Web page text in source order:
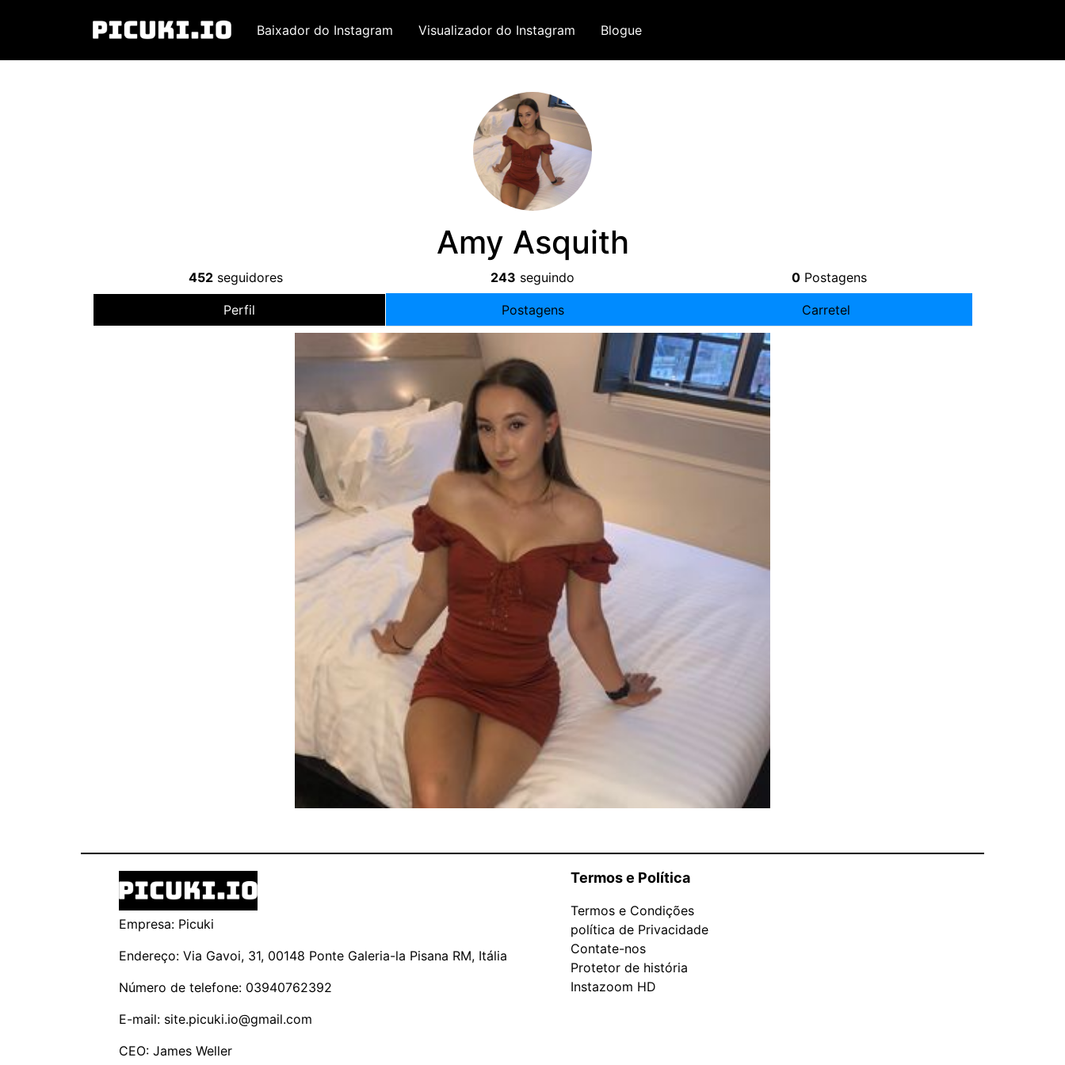
Baixador do Instagram Visualizador do Instagram Blogue
Amy Asquith
452seguidores 243 seguindo 0 Postagens
Perfil Postagens Carretel
Empresa: Picuki
Endereço: Via Gavoi, 31, 00148 Ponte Galeria-la Pisana RM, Itália
Número de telefone: 03940762392
E-mail: site.picuki.io@gmail.com
CEO: James Weller
Termos e Política
Termos e Condições
política de Privacidade
Contate-nos
Protetor de história
Instazoom HD